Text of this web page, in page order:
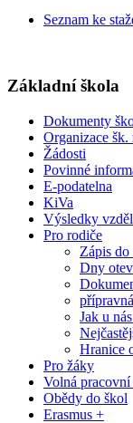
Seznam ke
Základní škola
Dokumenty
Organizace šk.
Žádosti
Povinné
E-podatelna
KiVa
Výsledky
Pro rodiče
Zápis
Dny
Jak u
Hranice
Pro žáky
Volná pracovní
Obědy do škol
Erasmus +